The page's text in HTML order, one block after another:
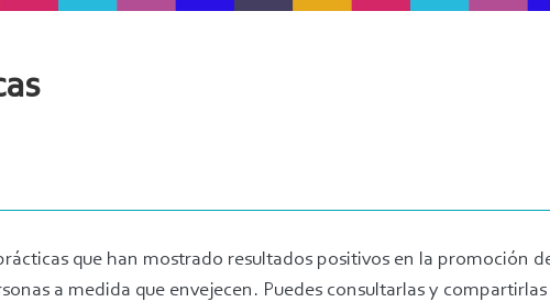
que han mostrado resultados positivos en la promoción
a medida que envejecen. Puedes consultarlas y